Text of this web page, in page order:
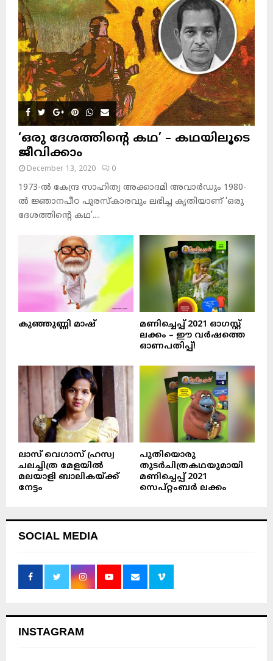
‘ഒരു ദേശത്തിന്റെ കഥ’ – കഥയിലൂടെ
ജീവിക്കാം
December 13, 2020 0
1973-ല്‍ കേന്ദ്ര സാഹിത്യ അക്കാദമി അവാര്‍ഡും 1980-
ല്‍ ജ്ഞാനപീഠ പുരസ്‌കാരവും ലഭിച്ച കൃതിയാണ് ‘ഒരു
ദേശത്തിന്റെ കഥ’....
കുഞ്ഞുണ്ണി മാഷ്‌
മണിച്ചെപ്പ് 2021 ഓഗസ്റ്റ്
ലക്കം – ഈ വർഷത്തെ
ഓണപതിപ്പ്!
ലാസ് വെഗാസ് ഹ്രസ്വ
ചലച്ചിത്ര മേളയിൽ
മലയാളി ബാലികയ്ക്ക്
നേട്ടം
പുതിയൊരു
തുടർചിത്രകഥയുമായി
മണിച്ചെപ്പ് 2021
സെപ്റ്റംബർ ലക്കം
SOCIAL MEDIA
INSTAGRAM